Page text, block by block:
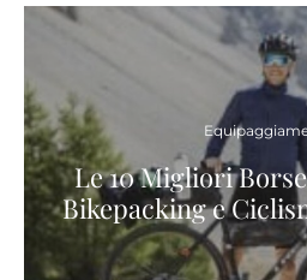
Le 10 Migliori
Bikepacking e